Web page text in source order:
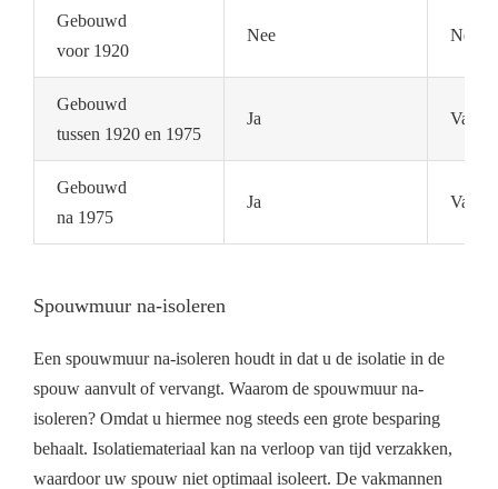
Gebouwd
voor 1920
Nee Nee
Gebouwd
tussen 1920 en 1975
Ja Vaak
Gebouwd
na 1975
Ja Vaak
Spouwmuur na-isoleren
Een spouwmuur na-isoleren houdt in dat u de isolatie in de
spouw aanvult of vervangt. Waarom de spouwmuur na-
isoleren? Omdat u hiermee nog steeds een grote besparing
behaalt. Isolatiemateriaal kan na verloop van tijd verzakken,
waardoor uw spouw niet optimaal isoleert. De vakmannen